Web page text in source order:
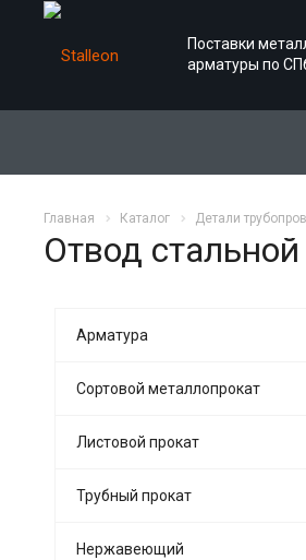
Поставки
арматуры по
Главная Каталог Детали
Отвод
Арматура
Сортовой металлопрокат
Листовой прокат
Трубный прокат
Нержавеющий